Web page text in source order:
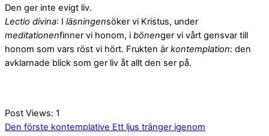
Den ger inte evigt liv.
Lectio divina: I läsningensöker vi Kristus, under
meditationenfinner vi honom, i bönenger vi vårt gensvar till
honom som vars röst vi hört. Frukten är kontemplation: den
avklarnade blick som ger liv åt allt den ser på.
Post Views: 1
Den förste kontemplative Ett ljus tränger igenom